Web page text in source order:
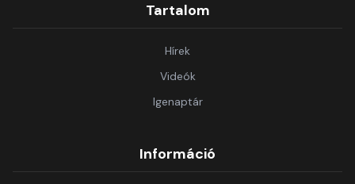
Tartalom
Hírek
Videók
Igenaptár
Információ